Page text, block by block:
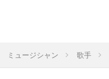
ミュージシャン 歌手